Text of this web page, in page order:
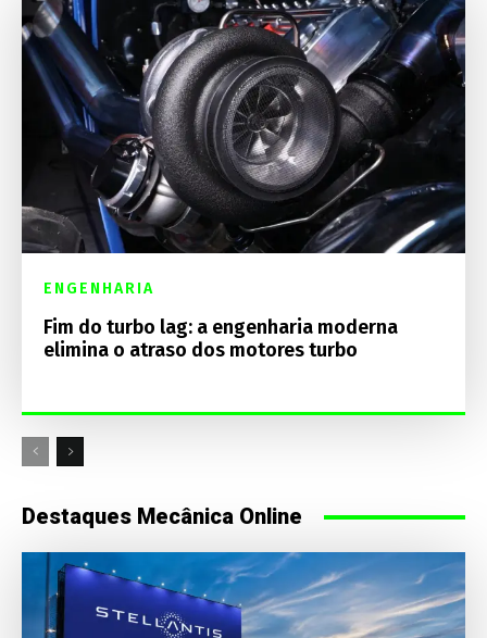
ENGENHARIA
Fim do turbo lag: a engenharia moderna
elimina o atraso dos motores turbo
Destaques Mecânica Online